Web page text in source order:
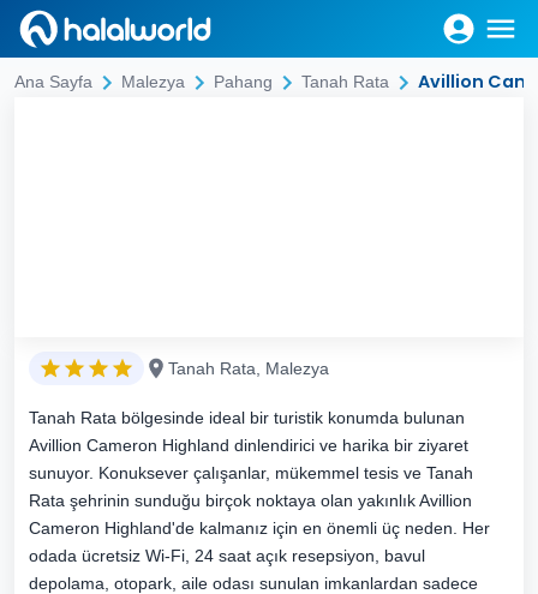
Ana Sayfa Malezya Pahang Tanah Rata Avillion
Tanah Rata, Malezya
Tanah Rata bölgesinde ideal bir turistik konumda bulunan
Avillion Cameron Highland dinlendirici ve harika bir ziyaret
sunuyor. Konuksever çalışanlar, mükemmel tesis ve Tanah
Rata şehrinin sunduğu birçok noktaya olan yakınlık Avillion
Cameron Highland'de kalmanız için en önemli üç neden. Her
odada ücretsiz Wi-Fi, 24 saat açık resepsiyon, bavul
depolama, otopark, aile odası sunulan imkanlardan sadece